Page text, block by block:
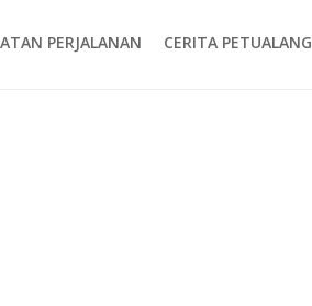
PERJALANAN CERITA PETUALANG